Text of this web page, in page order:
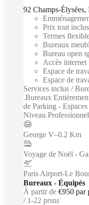
92 Champs-Élysées,
Prix tout inclus
Termes
Bureaux
Bureau open
Accès internet
Espace de
Espace de
Services inclus /
.Bureaux
de Parking -
Niveau
George V–0.2 Km
Voyage de Noël -
Paris Airport-Le
Bureaux - Équipés
À partir de €950 par
1-22 prsns